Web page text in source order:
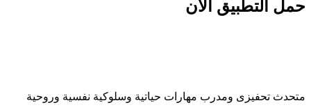
حمل التطبيق الان
متحدث تحفيزى ومدرب مهارات حياتية وسلوكية نفسية وروحية